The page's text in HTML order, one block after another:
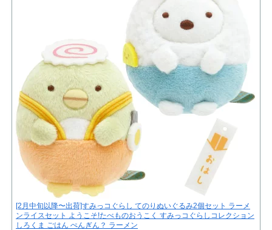
[2月中旬以降〜出荷]すみっコぐらし てのりぬいぐるみ2個セット ラーメ
ンライスセット ようこそ!たべものおうこく すみっコぐらしコレクション
しろくま ごはん ぺんぎん？ ラーメン